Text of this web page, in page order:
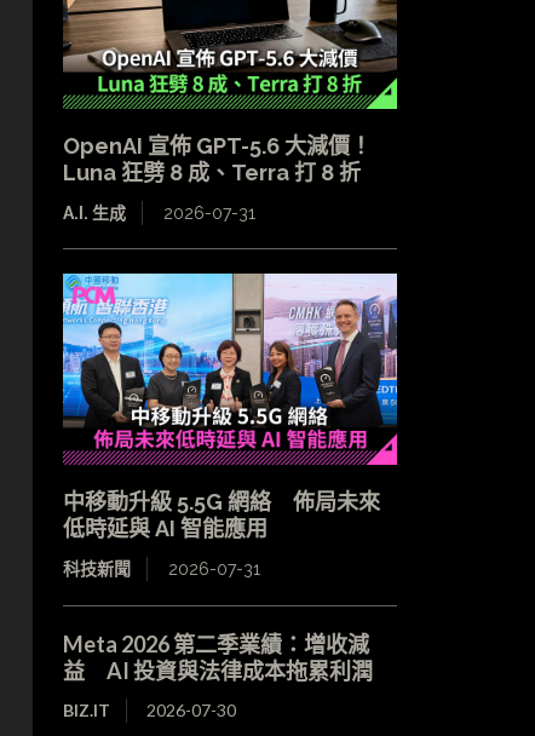
OpenAI 宣佈 GPT-5.6 大減價！
Luna 狂劈 8 成、Terra 打 8 折
A.I. 生成 2026-07-31
中移動升級 5.5G 網絡 佈局未來
低時延與 AI 智能應用
科技新聞 2026-07-31
Meta 2026 第二季業績：增收減
益 AI 投資與法律成本拖累利潤
BIZ.IT 2026-07-30